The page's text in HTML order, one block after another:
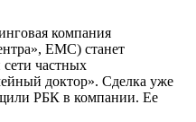
компания
EMC) станет
частных
доктор». Сделка уже
РБК в компании. Ее